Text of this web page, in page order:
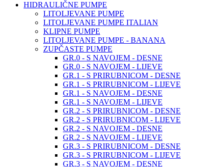
HIDRAULIČNE PUMPE
LITOLJEVANE PUMPE
LITOLJEVANE PUMPE ITALIAN
KLIPNE PUMPE
LITOLJEVANE PUMPE - BANANA
ZUPČASTE PUMPE
GR.0 - S NAVOJEM - DESNE
GR.0 - S NAVOJEM - LIJEVE
GR.1 - S PRIRUBNICOM - DESNE
GR.1 - S PRIRUBNICOM - LIJEVE
GR.1 - S NAVOJEM - DESNE
GR.1 - S NAVOJEM - LIJEVE
GR.2 - S PRIRUBNICOM - DESNE
GR.2 - S PRIRUBNICOM - LIJEVE
GR.2 - S NAVOJEM - DESNE
GR.2 - S NAVOJEM - LIJEVE
GR.3 - S PRIRUBNICOM - DESNE
GR.3 - S PRIRUBNICOM - LIJEVE
GR.3 - S NAVOJEM - DESNE